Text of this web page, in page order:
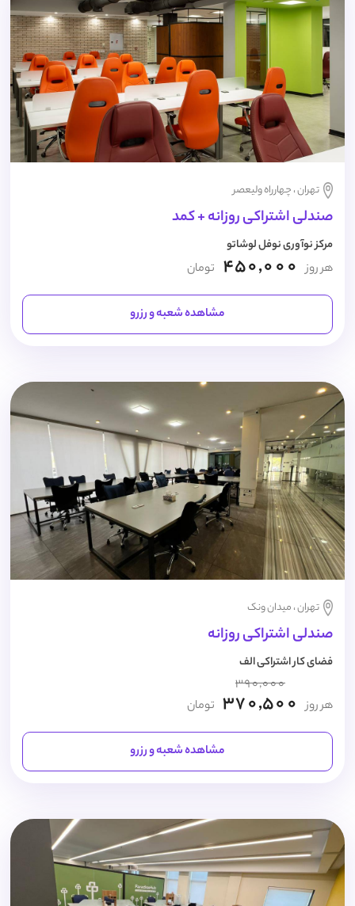
تهران ، چهارراه ولیعصر
صندلی اشتراکی روزانه + کمد
مرکز نوآوری نوفل لوشاتو
هر روز 450,000 تومان
مشاهده شعبه و رزرو
تهران ، میدان ونک
صندلی اشتراکی روزانه
فضای کار اشتراکی الف
هر روز
390,000
370,500 تومان
مشاهده شعبه و رزرو